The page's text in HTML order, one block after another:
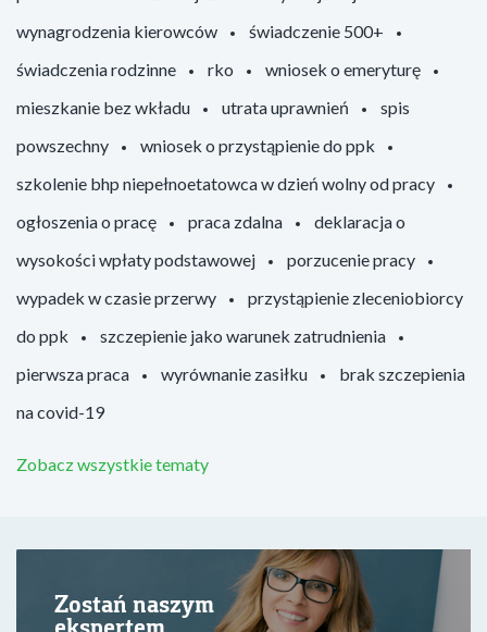
wynagrodzenia kierowców
świadczenie 500+
świadczenia rodzinne
rko
wniosek o emeryturę
mieszkanie bez wkładu
utrata uprawnień
spis
powszechny
wniosek o przystąpienie do ppk
szkolenie bhp niepełnoetatowca w dzień wolny od pracy
ogłoszenia o pracę
praca zdalna
deklaracja o
wysokości wpłaty podstawowej
porzucenie pracy
wypadek w czasie przerwy
przystąpienie zleceniobiorcy
do ppk
szczepienie jako warunek zatrudnienia
pierwsza praca
wyrównanie zasiłku
brak szczepienia
na covid-19
Zobacz wszystkie tematy
Zostań naszym